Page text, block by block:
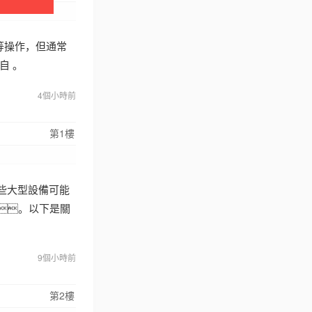
作，但通常
。
4個小時前
第1樓
大型設備可能
。以下是關
9個小時前
第2樓